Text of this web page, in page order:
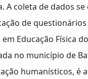
coleta de dados
de
Educação Física
no município de
humanísticos, é